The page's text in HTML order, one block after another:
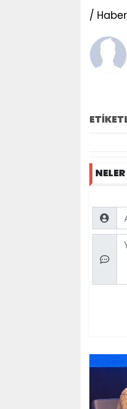
/
NELER
Name